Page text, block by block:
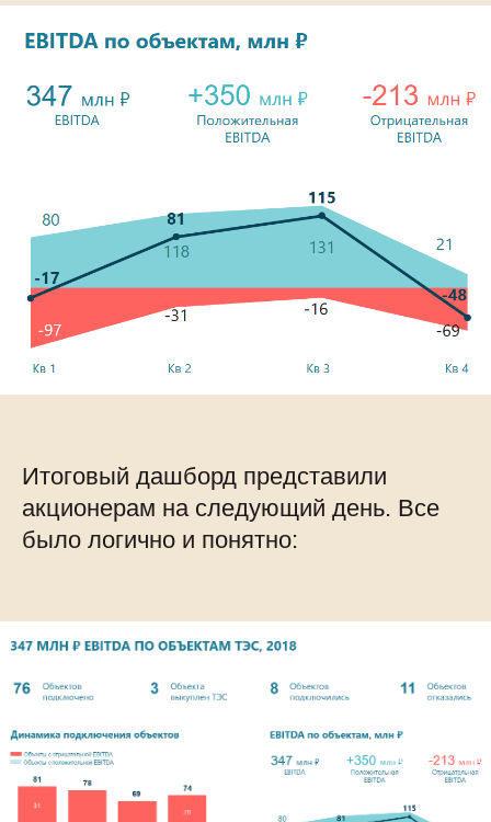
Итоговый дашборд представили
акционерам на следующий день. Все
было логично и понятно: